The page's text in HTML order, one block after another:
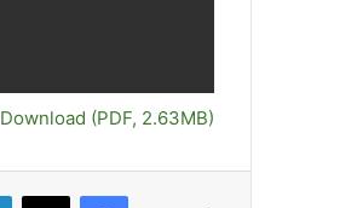
Download (PDF, 2.63MB)
فيسبوك